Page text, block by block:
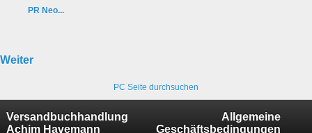
PR Neo...
Weiter
PC Seite durchsuchen
Versandbuchhandlung
Achim Havemann
Allgemeine
Geschäftsbedingungen